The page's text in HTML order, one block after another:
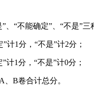
“不能确定”、“不是”三
计1分，“不是”计2分；
计1分，“不是”计0分；
B卷合计总分。